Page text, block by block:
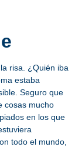
risa. ¿Quién iba
estaba
Seguro que
cosas mucho
en los que
todo el mundo,